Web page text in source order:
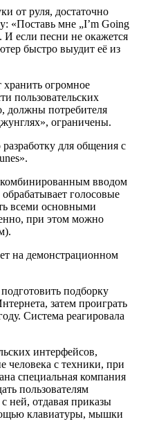
от руля, достаточно
«Поставь мне „I’m Going
И если песни не окажется
быстро выудит её из
огромное
пользовательских
должны потребителя
ограничены.
для общения с
комбинированным вводом
голосовые
всеми основными
при этом можно
на демонстрационном
подборку
затем проиграть
Система реагировала
интерфейсов,
с техники, при
специальная компания
пользователям
ней, отдавая приказы
клавиатуры, мышки